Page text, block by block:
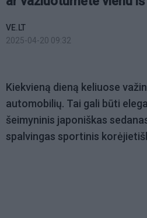
VE.LT
2025-04-20 09:32
Kiekvieną dieną keliuose
automobilių. Tai gali būti
šeimyninis japoniškas
spalvingas sportinis